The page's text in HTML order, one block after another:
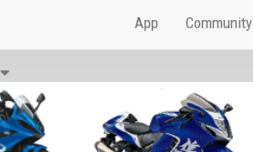
App Community